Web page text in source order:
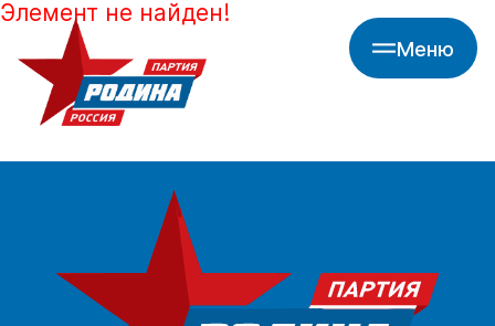
Меню
Элемент не найден!